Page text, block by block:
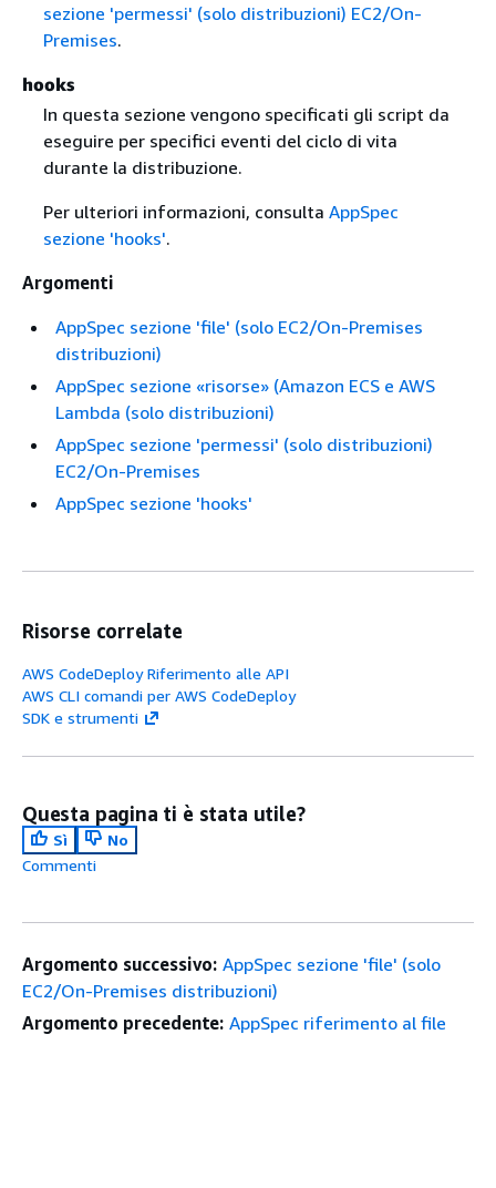
sezione 'permessi' (solo distribuzioni) EC2/On-
Premises.
hooks
In questa sezione vengono specificati gli script da
eseguire per specifici eventi del ciclo di vita
durante la distribuzione.
Per ulteriori informazioni, consulta AppSpec
sezione 'hooks'.
Argomenti
AppSpec sezione 'file' (solo EC2/On-Premises
distribuzioni)
AppSpec sezione «risorse» (Amazon ECS e AWS
Lambda (solo distribuzioni)
AppSpec sezione 'permessi' (solo distribuzioni)
EC2/On-Premises
AppSpec sezione 'hooks'
Risorse correlate
AWS CodeDeploy Riferimento alle API
AWS CLI comandi per AWS CodeDeploy
SDK e strumenti
Questa pagina ti è stata utile?
Sì
No
Commenti
Argomento successivo: AppSpec sezione 'file' (solo
EC2/On-Premises distribuzioni)
Argomento precedente: AppSpec riferimento al file